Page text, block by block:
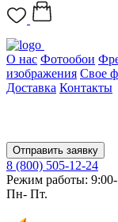
О нас Фотообои
изображения Свое
Доставка Контакты
Отправить заявку
8 (800) 505-12-24
Режим работы:
Пн- Пт.